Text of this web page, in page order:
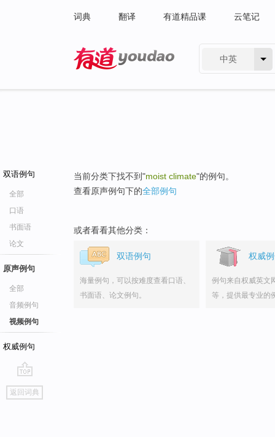
词典 翻译 有道精品课 云笔记
中英
双语例句
全部
口语
书面语
论文
原声例句
全部
音频例句
视频例句
权威例句
go
top
返回词典
当前分类下找不到"moist climate"的例句。
查看原声例句下的全部例句
或者看看其他分类：
双语例句
海量例句，可以按难度查看口语、
书面语、论文例句。
权威
例句来自权威英文
等，提供最专业的